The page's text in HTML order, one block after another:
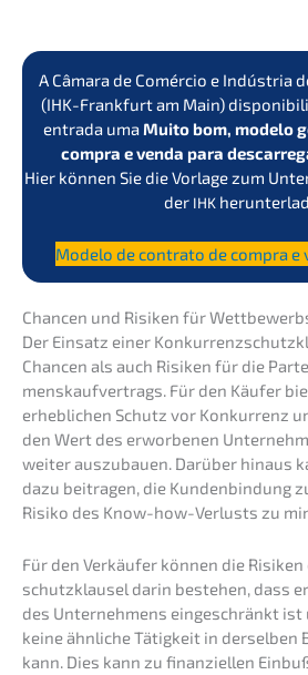
A Câmara de Comércio e Indús­tria
(IHK-Frank­furt am Main)
entra­da uma Muito bom, modelo
compra e venda para
Hier können Sie die Vorla­ge zum
der IHK
Modelo de contra­to de compra e
Chancen und Risiken für
Der Einsatz einer
Chancen als auch Risiken für die
mens­kauf­ver­trags. Für den Käufer
erheb­li­chen Schutz vor Konkur­renz
den Wert des erwor­be­nen
weiter auszu­bau­en. Darüber hinaus
dazu beitra­gen, die Kunden­bin­dung
Risiko des Know-how-Verlusts zu
Für den Verkäu­fer können die
schutz­klau­sel darin bestehen, dass
des Unter­neh­mens einge­schränkt
keine ähnli­che Tätig­keit in dersel­ben
kann. Dies kann zu finan­zi­el­len